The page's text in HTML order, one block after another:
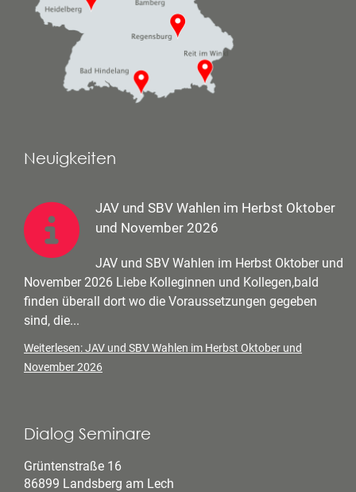
Neuigkeiten
JAV und SBV Wahlen im Herbst Oktober
und November 2026
JAV und SBV Wahlen im Herbst Oktober und
November 2026 Liebe Kolleginnen und Kollegen,bald
finden überall dort wo die Voraussetzungen gegeben
sind, die...
Weiterlesen: JAV und SBV Wahlen im Herbst Oktober und
November 2026
Dialog Seminare
Grüntenstraße 16
86899 Landsberg am Lech